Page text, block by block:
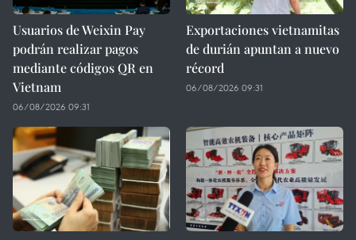
Usuarios de Weixin Pay
podrán realizar pagos
mediante códigos QR en
Vietnam
06/08/2026 09:31
Exportaciones vietnamitas
de durián apuntan a nuevo
récord
06/08/2026 09:31